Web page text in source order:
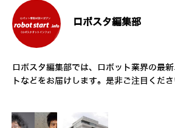
ロボスタ編集部
ロボスタ編集部では、ロボット業界の最
トなどをお届けします。是非ご注目くださ